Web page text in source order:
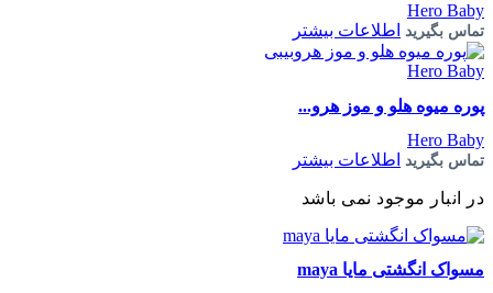
Hero Baby
تماس بگیرید اطلاعات بیشتر
پوره میوه هلو و موز هرو...
Hero Baby
تماس بگیرید اطلاعات بیشتر
در انبار موجود نمی باشد
مسواک انگشتی مایا maya